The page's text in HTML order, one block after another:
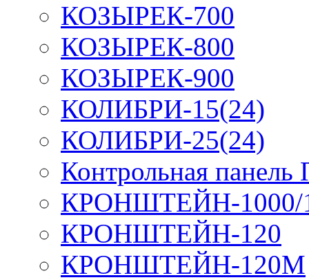
КОЗЫРЕК-700
КОЗЫРЕК-800
КОЗЫРЕК-900
КОЛИБРИ-15(24)
КОЛИБРИ-25(24)
Контрольная
КРОНШТЕЙН-1000/
КРОНШТЕЙН-120
КРОНШТЕЙН-120М